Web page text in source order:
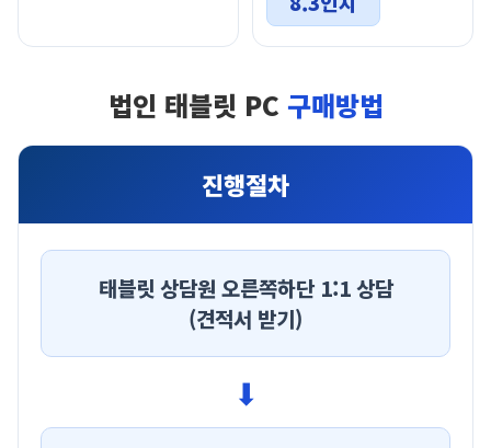
법인 태블릿 PC 구매방법
진행절차
태블릿 상담원 오른쪽하단 1:1 상담
(견적서 받기)
⬇